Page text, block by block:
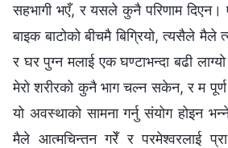
सहभागी भएँ, र यसले कुनै परिणाम दिएन।
बाइक बाटोको बीचमै बिग्रियो, त्यसैले मैले
र घर पुग्न मलाई एक घण्टाभन्दा बढी
मेरो शरीरको कुनै भाग चल्न सकेन, र म
यो अवस्थाको सामना गर्नु संयोग होइन
मैले आत्मचिन्तन गरेँ र परमेश्‍वरलाई